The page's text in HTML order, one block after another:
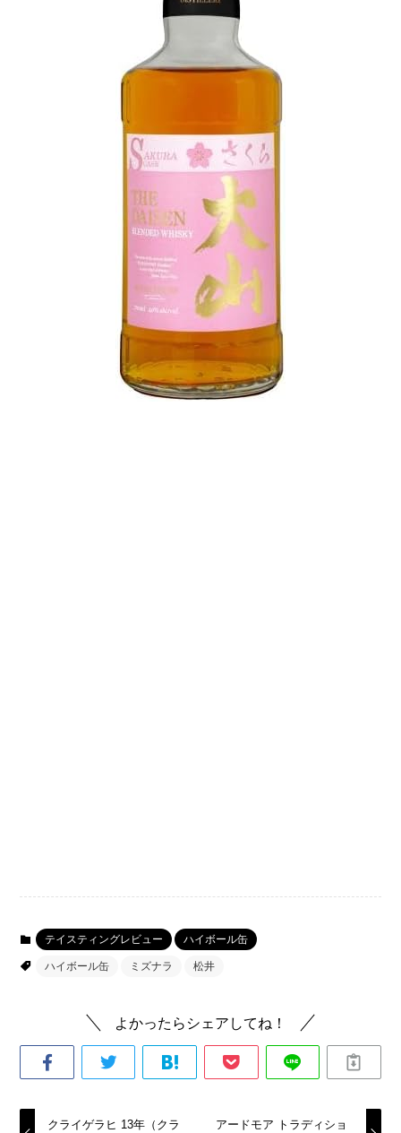
テイスティングレビュー ハイボール缶
ハイボール缶 ミズナラ 松井
よかったらシェアしてね！
クライゲラヒ 13年（クラ
アードモア トラディショ